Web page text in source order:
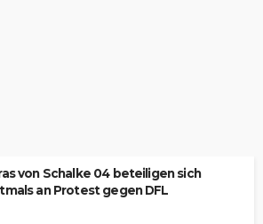
von Schalke 04 beteiligen sich
an Protest gegen DFL